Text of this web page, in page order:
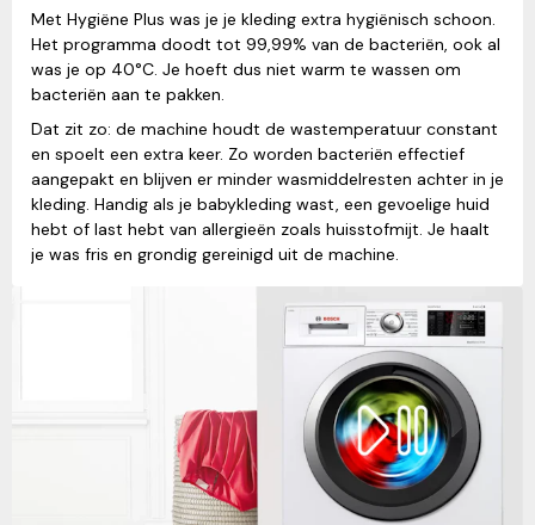
Met Hygiëne Plus was je je kleding extra hygiënisch schoon.
Het programma doodt tot 99,99% van de bacteriën, ook al
was je op 40°C. Je hoeft dus niet warm te wassen om
bacteriën aan te pakken.
Dat zit zo: de machine houdt de wastemperatuur constant
en spoelt een extra keer. Zo worden bacteriën effectief
aangepakt en blijven er minder wasmiddelresten achter in je
kleding. Handig als je babykleding wast, een gevoelige huid
hebt of last hebt van allergieën zoals huisstofmijt. Je haalt
je was fris en grondig gereinigd uit de machine.